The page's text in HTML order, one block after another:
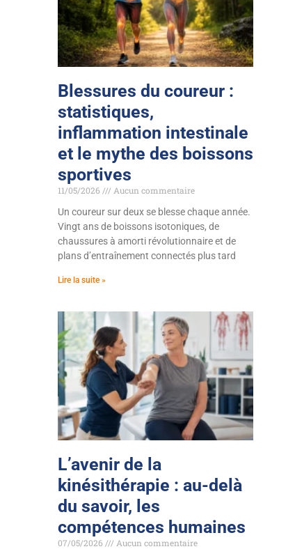
Blessures du coureur :
statistiques,
inflammation intestinale
et le mythe des boissons
sportives
11/05/2026
Aucun commentaire
Un coureur sur deux se blesse chaque année.
Vingt ans de boissons isotoniques, de
chaussures à amorti révolutionnaire et de
plans d’entraînement connectés plus tard
Lire la suite »
L’avenir de la
kinésithérapie : au-delà
du savoir, les
compétences humaines
07/05/2026
Aucun commentaire